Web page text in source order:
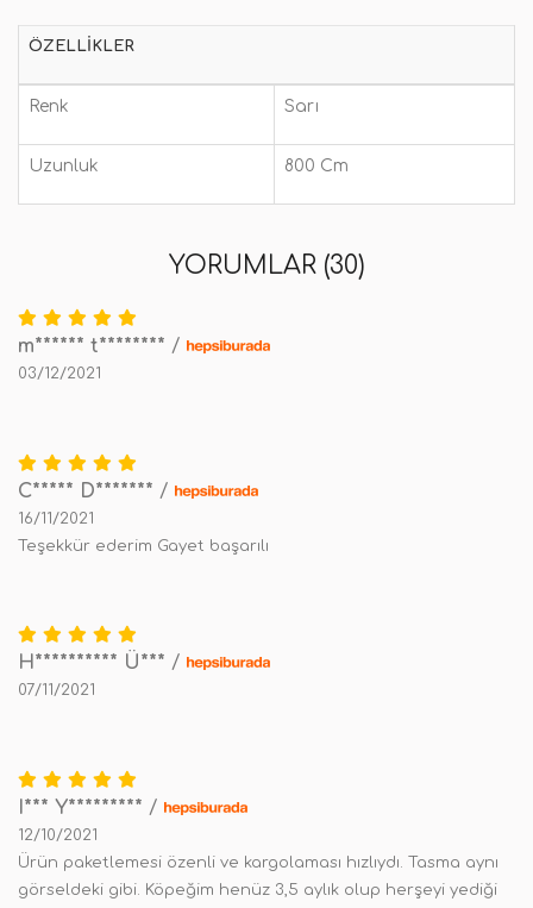
ÖZELLIKLER
Renk Sarı
Uzunluk 800 Cm
YORUMLAR (30)
m****** t******** /
03/12/2021
C***** D******* /
16/11/2021
Teşekkür ederim Gayet başarılı
H********** Ü*** /
07/11/2021
I*** Y********* /
12/10/2021
Ürün paketlemesi özenli ve kargolaması hızlıydı. Tasma aynı
görseldeki gibi. Köpeğim henüz 3,5 aylık olup herşeyi yediği